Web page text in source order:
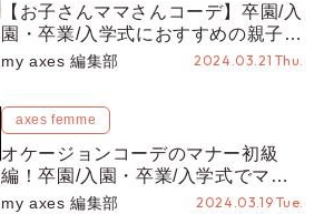
【お子さんママさんコーデ】卒園/入
園・卒業/入学式におすすめの親子コ
ーデをご紹介♪
my axes 編集部 2024.03.21 Thu.
axes femme
オケージョンコーデのマナー初級
編！卒園/入園・卒業/入学式でママ
が必ず抑えたいポイントは？
my axes 編集部 2024.03.19 Tue.